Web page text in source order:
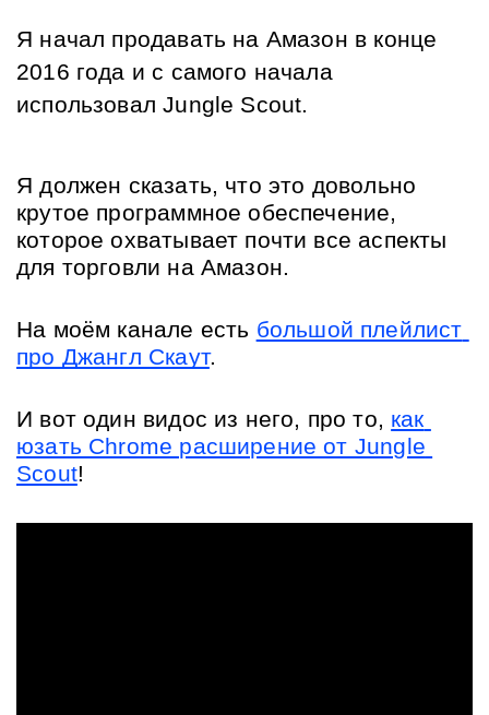
Я начал продавать на Амазон в конце
2016 года и с самого начала
использовал Jungle Scout.
Я должен сказать, что это довольно
крутое программное обеспечение,
которое охватывает почти все аспекты
для торговли на Амазон.
На моём канале есть большой плейлист
про Джангл Скаут.
И вот один видос из него, про то, как
юзать Chrome расширение от Jungle
Scout!